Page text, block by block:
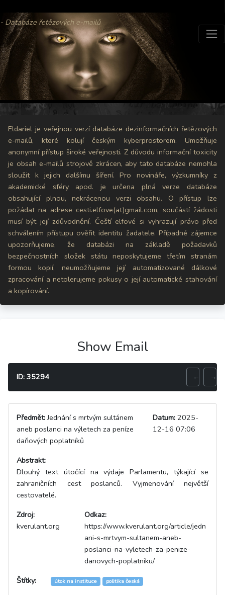
- Databáze řetězových e-mailů
Eldariel je veřejnou verzí databáze dezinformačních řetězových
e-mailů, které kolují českým kyberprostorem. Umožňuje
anonymní přístup široké veřejnosti. Z důvodu informační toxicity
je obsah e-mailů strojově zkrácen, aby tato databáze nemohla
sloužit k jejich dalšímu šíření. Pro novináře, výzkumníky z
akademické sféry apod. je určena plná verze databáze
obsahující plnou, nekrácenou verzi obsahu. O přístup lze
požádat na adrese cesti.elfove(at)gmail.com, součástí žádosti
musí být její zdůvodnění. Čeští elfové si vyhrazují právo před
schválením přístupu ověřit identitu žadatele. Případné zájemce
upozorňujeme, že databázi na základě požadavků
bezpečnostních složek státu neposkytujeme třetím stranám
formou kopií, neumožňujeme její automatizované dálkové
zpracování a netolerujeme pokusy o její automatické stahování
a kopírování.
Show Email
ID: 35294 ← →
Předmět:Jednání s mrtvým sultánem
aneb poslanci na výletech za peníze
daňových poplatníků
Datum:2025-
12-16 07:06
Abstrakt:
Dlouhý text útočící na výdaje Parlamentu, týkající se
zahraničních cest poslanců. Vyjmenování největší
cestovatelé.
Zdroj:
kverulant.org
Odkaz:
https://www.kverulant.org/article/jedn
ani-s-mrtvym-sultanem-aneb-
poslanci-na-vyletech-za-penize-
danovych-poplatniku/
Štítky:
útok na instituce politika česká